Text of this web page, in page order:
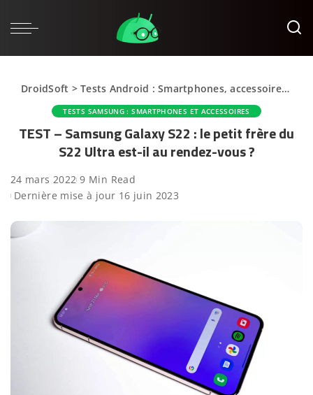
DroidSoft >Tests Android : Smartphones, accessoires et applications
TESTS SAMSUNG : SMARTPHONES ET ACCESSOIRES
TEST – Samsung Galaxy S22 : le petit frère du
S22 Ultra est-il au rendez-vous ?
24 mars 2022 9 Min Read
Dernière mise à jour 16 juin 2023